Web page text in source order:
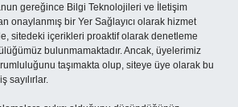
gereğince Bilgi Teknolojileri ve İletişim
onaylanmış bir Yer Sağlayıcı olarak hizmet
sitedeki içerikleri proaktif olarak denetleme
bulunmamaktadır. Ancak, üyelerimiz
taşımakta olup, siteye üye olarak bu
sayılırlar.